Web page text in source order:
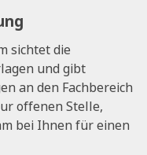
sichtet die
und gibt
an den Fachbereich
offenen Stelle,
bei Ihnen für einen